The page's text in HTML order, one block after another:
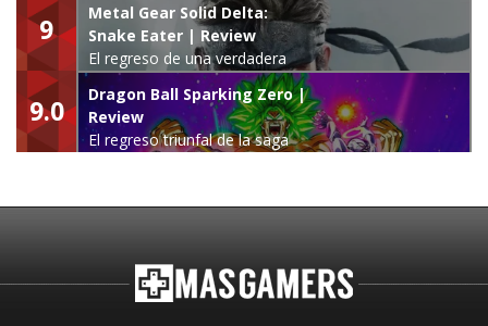
9
Metal Gear Solid Delta:
Snake Eater | Review
El regreso de una verdadera
leyenda
9.0
Dragon Ball Sparking Zero |
Review
El regreso triunfal de la saga